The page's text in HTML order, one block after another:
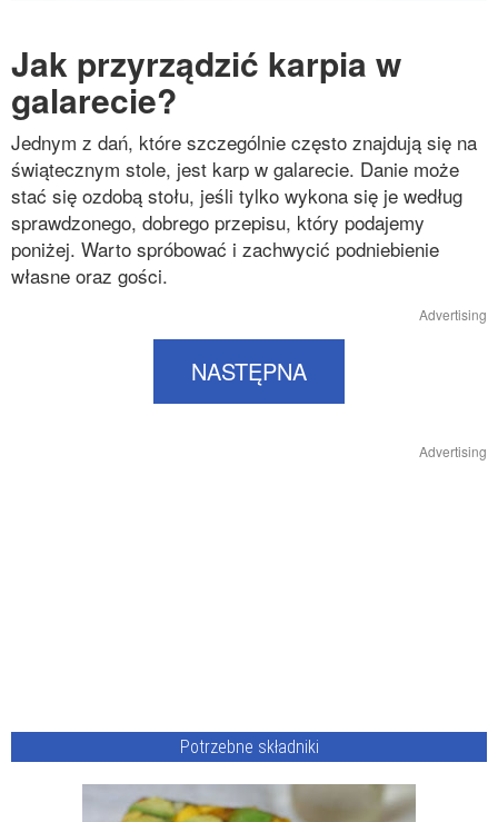
Jak przyrządzić karpia w
galarecie?
Jednym z dań, które szczególnie często znajdują się na
świątecznym stole, jest karp w galarecie. Danie może
stać się ozdobą stołu, jeśli tylko wykona się je według
sprawdzonego, dobrego przepisu, który podajemy
poniżej. Warto spróbować i zachwycić podniebienie
własne oraz gości.
Advertising
NASTĘPNA
Advertising
Potrzebne składniki